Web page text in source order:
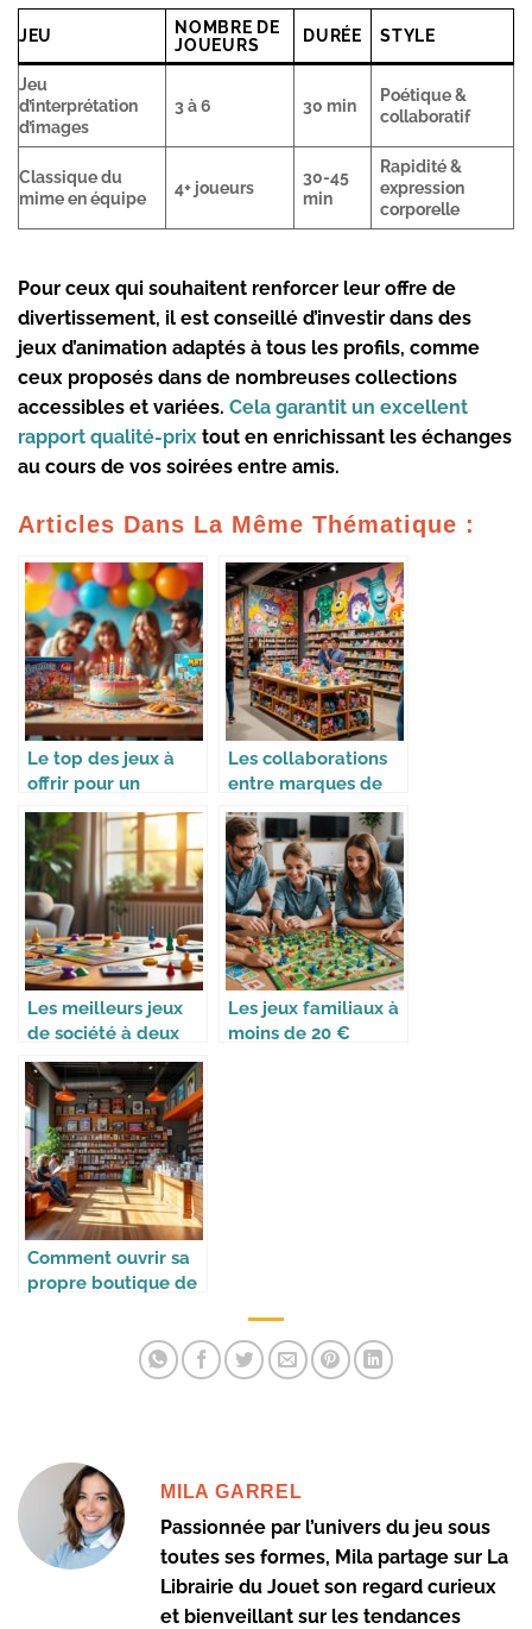
JEU
NOMBRE DE
JOUEURS
DURÉE STYLE
Jeu
d’interprétation
d’images
3 à 6 30 min
Poétique &
collaboratif
Classique du
mime en équipe
4+ joueurs
30-45
min
Rapidité &
expression
corporelle
Pour ceux qui souhaitent renforcer leur offre de
divertissement, il est conseillé d’investir dans des
jeux d’animation adaptés à tous les profils, comme
ceux proposés dans de nombreuses collections
accessibles et variées. Cela garantit un excellent
rapport qualité-prix tout en enrichissant les échanges
au cours de vos soirées entre amis.
Articles Dans La Même Thématique :
Le top des jeux à
offrir pour un
anniversaire
Les collaborations
entre marques de
jouets et créateurs
Les meilleurs jeux
de société à deux
Les jeux familiaux à
moins de 20 €
Comment ouvrir sa
propre boutique de
MILA GARREL
Passionnée par l’univers du jeu sous
toutes ses formes, Mila partage sur La
Librairie du Jouet son regard curieux
et bienveillant sur les tendances